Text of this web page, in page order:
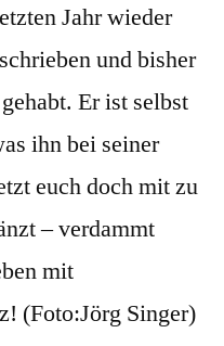
Jahr wieder
und bisher
Er ist selbst
ihn bei seiner
euch doch mit zu
– verdammt
mit
(Foto:Jörg Singer)